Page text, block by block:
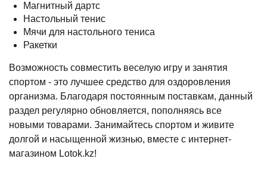
Магнитный дартс
Настольный тенис
Мячи для настольного тениса
Ракетки
Возможность совместить веселую игру и занятия
спортом - это лучшее средство для оздоровления
организма. Благодаря постоянным поставкам, данный
раздел регулярно обновляется, пополняясь все
новыми товарами. Занимайтесь спортом и живите
долгой и насыщенной жизнью, вместе с интернет-
магазином Lotok.kz!